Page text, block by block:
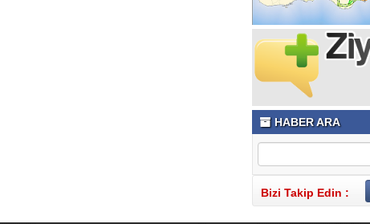
HABER ARA
Bizi Takip Edin :